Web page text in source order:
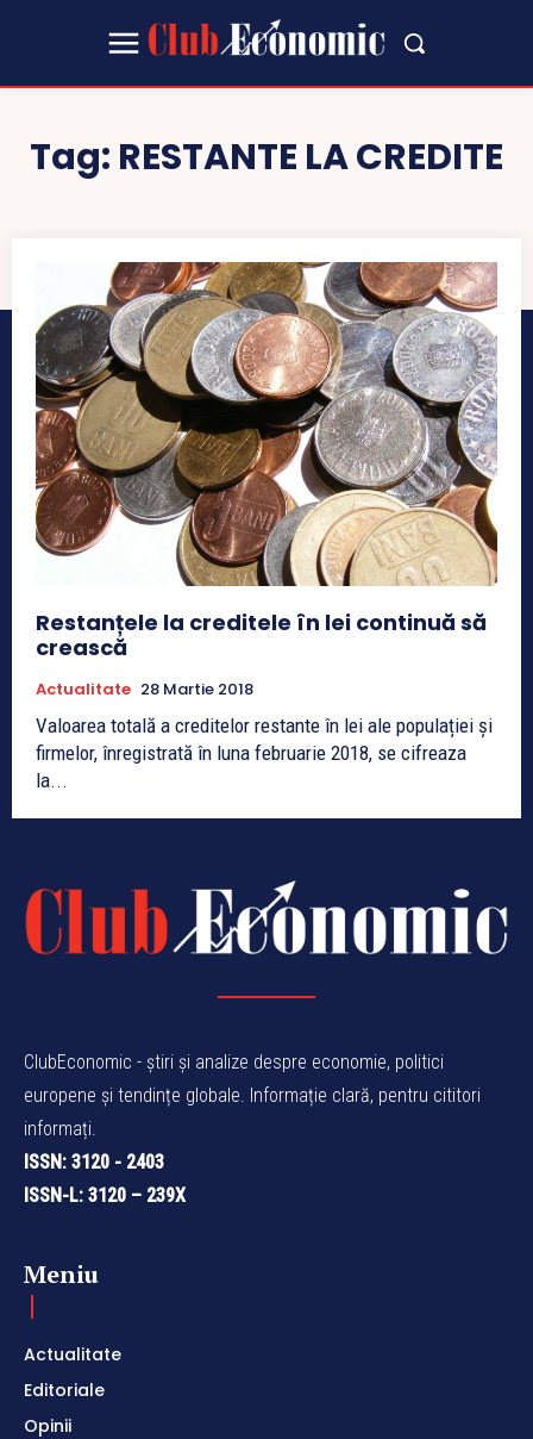
Tag: RESTANTE LA CREDITE
Restanțele la creditele în lei continuă să
crească
Actualitate 28 Martie 2018
Valoarea totală a creditelor restante în lei ale populației și
firmelor, înregistrată în luna februarie 2018, se cifreaza
la...
ClubEconomic - știri și analize despre economie, politici
europene și tendințe globale. Informație clară, pentru cititori
informați.
ISSN: 3120 - 2403
ISSN-L: 3120 – 239X
Meniu
Actualitate
Editoriale
Opinii